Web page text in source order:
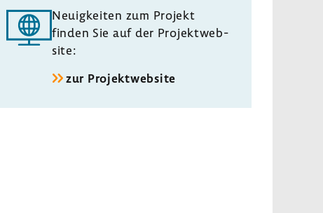
Neuig­keiten zum Projekt
finden Sie auf der Projekt­web­
site:
zur Projekt­web­site